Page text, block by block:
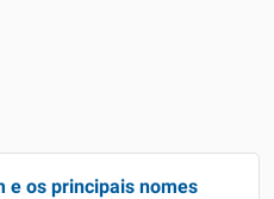
e os principais nomes